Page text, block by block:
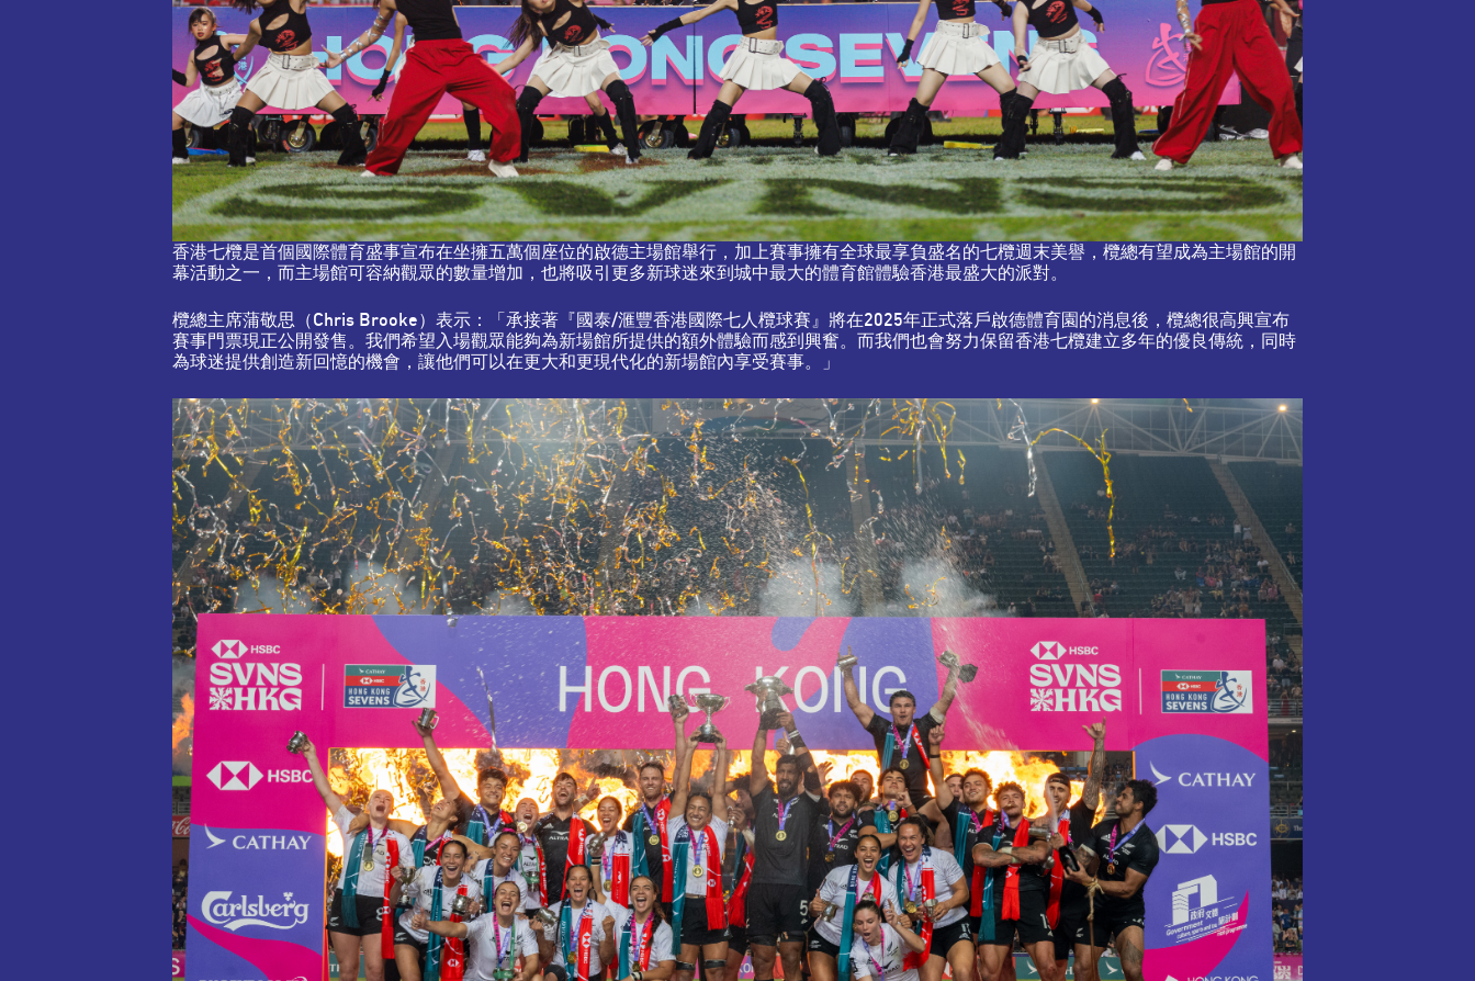
香港七欖是首個國際體育盛事宣布在坐擁五萬個座位的啟德主場館舉行，加上賽事擁有全球最享負盛名的七欖週末美譽，欖總有望成為主場館的開
幕活動之一，而主場館可容納觀眾的數量增加，也將吸引更多新球迷來到城中最大的體育館體驗香港最盛大的派對。
欖總主席蒲敬思（Chris Brooke）表示：「承接著『國泰/滙豐香港國際七人欖球賽』將在2025年正式落戶啟德體育園的消息後，欖總很高興宣布
賽事門票現正公開發售。我們希望入場觀眾能夠為新場館所提供的額外體驗而感到興奮。而我們也會努力保留香港七欖建立多年的優良傳統，同時
為球迷提供創造新回憶的機會，讓他們可以在更大和更現代化的新場館內享受賽事。」